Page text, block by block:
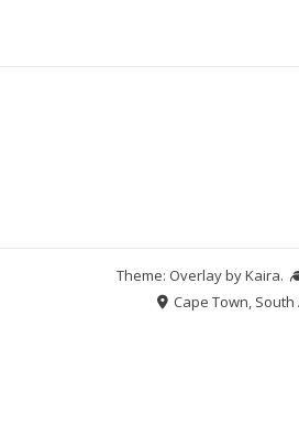
Theme: Overlay byKaira.
Cape Town, South